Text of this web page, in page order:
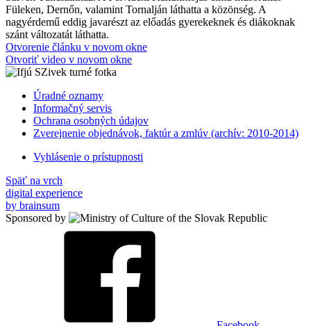
Füleken, Dernőn, valamint Tornalján láthatta a közönség. A
nagyérdemű eddig javarészt az előadás gyerekeknek és diákoknak
szánt változatát láthatta.
Otvorenie článku v novom okne
Otvoriť video v novom okne
Úradné oznamy
Informačný servis
Ochrana osobných údajov
Zverejnenie objednávok, faktúr a zmlúv (archív: 2010-2014)
Vyhlásenie o prístupnosti
Späť na vrch
digital experience
by brainsum
Sponsored by